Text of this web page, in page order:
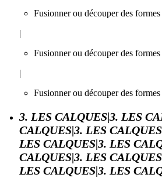
Fusionner ou découper des formes
|
Fusionner ou découper des formes
|
Fusionner ou découper des formes
3. LES CALQUES|3. LES
CALQUES|3. LES
LES CALQUES|3. LES
CALQUES|3. LES
LES CALQUES|3. LES